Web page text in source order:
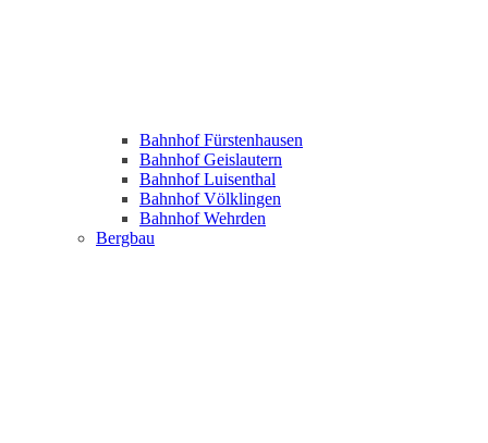
Bahnhof Fürstenhausen
Bahnhof Geislautern
Bahnhof Luisenthal
Bahnhof Völklingen
Bahnhof Wehrden
Bergbau